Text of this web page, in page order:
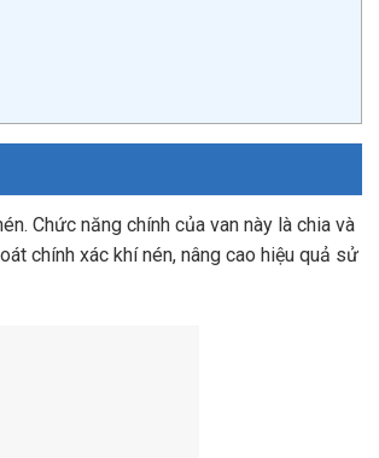
Chức năng chính của van này là chia và
chính xác khí nén, nâng cao hiệu quả sử